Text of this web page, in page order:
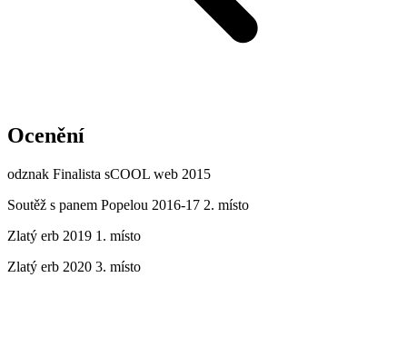
Ocenění
odznak Finalista sCOOL web 2015
Soutěž s panem Popelou 2016-17 2. místo
Zlatý erb 2019 1. místo
Zlatý erb 2020 3. místo